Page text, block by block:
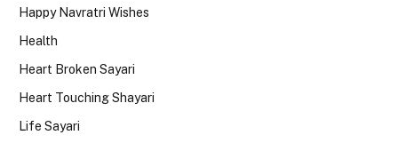
Happy Navratri Wishes
Health
Heart Broken Sayari
Heart Touching Shayari
Life Sayari